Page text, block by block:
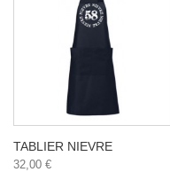
TABLIER NIEVRE
32,00 €